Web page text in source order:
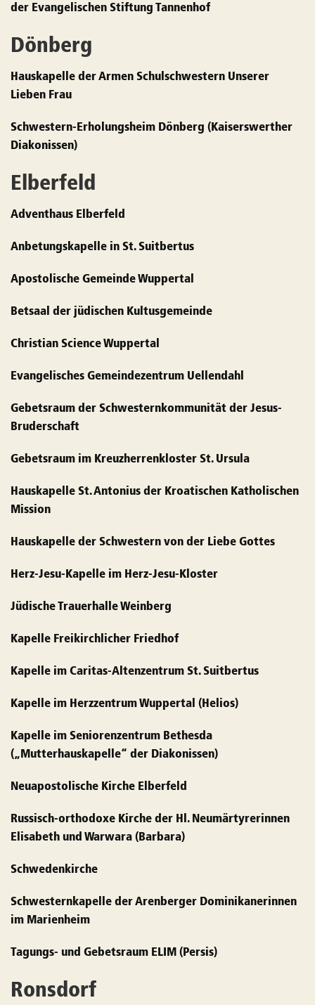
der Evangelischen Stiftung Tannenhof
Dönberg
Hauskapelle der Armen Schulschwestern Unserer
Lieben Frau
Schwestern-Erholungsheim Dönberg (Kaiserswerther
Diakonissen)
Elberfeld
Adventhaus Elberfeld
Anbetungskapelle in St. Suitbertus
Apostolische Gemeinde Wuppertal
Betsaal der jüdischen Kultusgemeinde
Christian Science Wuppertal
Evangelisches Gemeindezentrum Uellendahl
Gebetsraum der Schwesternkommunität der Jesus-
Bruderschaft
Gebetsraum im Kreuzherrenkloster St. Ursula
Hauskapelle St. Antonius der Kroatischen Katholischen
Mission
Hauskapelle der Schwestern von der Liebe Gottes
Herz-Jesu-Kapelle im Herz-Jesu-Kloster
Jüdische Trauerhalle Weinberg
Kapelle Freikirchlicher Friedhof
Kapelle im Caritas-Altenzentrum St. Suitbertus
Kapelle im Herzzentrum Wuppertal (Helios)
Kapelle im Seniorenzentrum Bethesda
(„Mutterhauskapelle“ der Diakonissen)
Neuapostolische Kirche Elberfeld
Russisch-orthodoxe Kirche der Hl. Neumärtyrerinnen
Elisabeth und Warwara (Barbara)
Schwedenkirche
Schwesternkapelle der Arenberger Dominikanerinnen
im Marienheim
Tagungs- und Gebetsraum ELIM (Persis)
Ronsdorf